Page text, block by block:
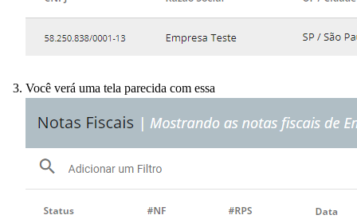
Você verá uma tela parecida com essa